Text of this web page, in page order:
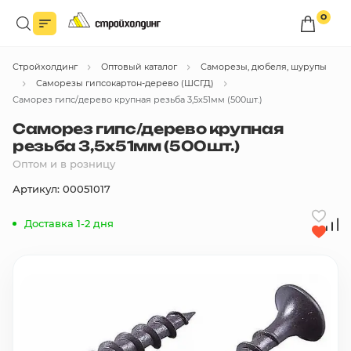
0
Войдите в личный кабинет
Вы сможете оформлять заказыпо оптовым ценам.
Каталог товаров
Стройхолдинг Оптовый каталог
Саморезы, дюбеля, шурупы
Саморезы гипсокартон-дерево (ШСГД)
Саморез гипс/дерево крупная резьба 3,5х51мм (500шт.)
Саморез гипс/дерево крупная
резьба 3,5х51мм (500шт.)
Оптом и в розницу
Артикул: 00051017
Доставка 1-2 дня